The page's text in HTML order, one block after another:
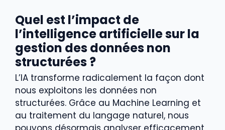
Quel est l’impact de
l’intelligence artificielle sur la
gestion des données non
structurées ?
L’IA transforme radicalement la façon dont
nous exploitons les données non
structurées. Grâce au Machine Learning et
au traitement du langage naturel, nous